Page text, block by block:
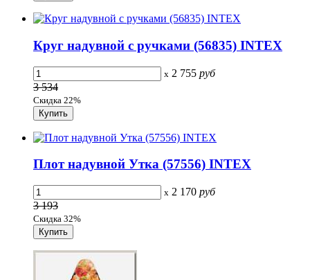
Круг надувной с ручками (56835) INTEX
x 2 755 руб
3 534
Скидка 22%
Плот надувной Утка (57556) INTEX
x 2 170 руб
3 193
Скидка 32%